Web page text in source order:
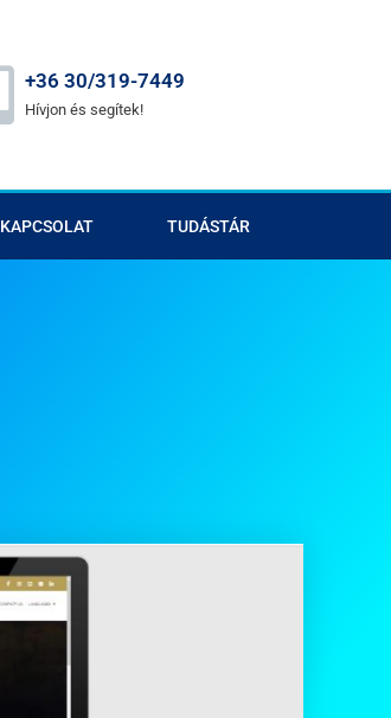
+36 30/319-7449
Hívjon és segítek!
KAPCSOLAT TUDÁSTÁR